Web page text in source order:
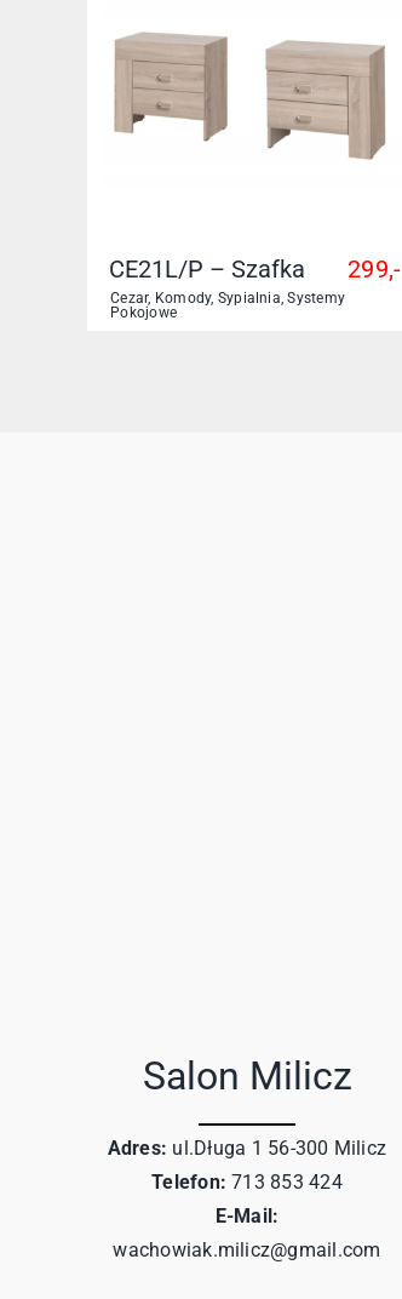
CE21L/P – Szafka
Cezar, Komody, Sypialnia,Systemy
Pokojowe
299,-
Salon Milicz
Adres: ul.Długa 1 56-300 Milicz
Telefon: 713 853 424
E-Mail:
wachowiak.milicz@gmail.com